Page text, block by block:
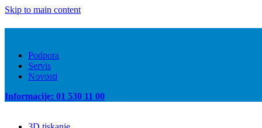
Skip to main content
Podpora
Servis
Novosti
Informacije: 01 530 11 00